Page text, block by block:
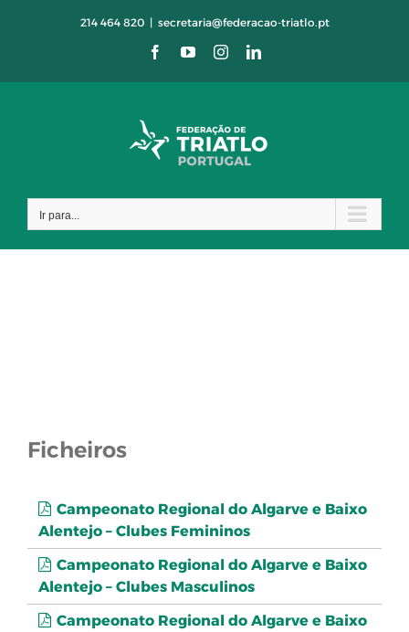
214 464 820 | secretaria@federacao-triatlo.pt
FacebookYouTubeInstagramLinkedIn
Ir para...
Ficheiros
Campeonato Regional do Algarve e Baixo
Alentejo – Clubes Femininos
Campeonato Regional do Algarve e Baixo
Alentejo – Clubes Masculinos
Campeonato Regional do Algarve e Baixo